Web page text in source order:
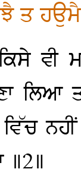
ਤ
ਲਿਆ
ਨਹੀਂ
॥2॥